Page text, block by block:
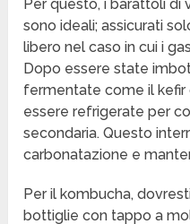
Per questo, i barattoli
sono ideali; assicurati
libero nel caso in cui i
Dopo essere state
fermentate come il kefir
essere refrigerate per
secondaria. Questo
carbonatazione e
Per il kombucha,
bottiglie con tappo a